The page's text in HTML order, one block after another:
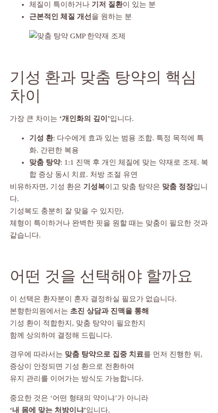
체질이 특이하거나 기저 질환이 있는 분
근본적인 체질 개선 을 원하는 분
기성 환과 맞춤 탕약의 핵심
차이
가장 큰 차이는 ‘개인화의 깊이’입니다.
기성 환: 다수에게 효과 있는 범용 조합. 특정 목적에 특
화. 간편한 복용
맞춤 탕약: 1:1 진맥 후 개인 체질에 맞는 약재로 조제. 복
합 증상 동시 치료. 처방 조절 유연
비유하자면, 기성 환은 기성복이고 맞춤 탕약은 맞춤 정장입니
다.
기성복도 충분히 잘 맞을 수 있지만,
체형이 특이하거나 완벽한 핏을 원할 때는 맞춤이 필요한 것과
같습니다.
어떤 것을 선택해야 할까요
이 선택은 환자분이 혼자 결정하실 필요가 없습니다.
본향한의원에서는 초진 상담과 진맥을 통해
기성 환이 적합한지, 맞춤 탕약이 필요한지
함께 상의하여 결정해 드립니다.
경우에 따라서는 맞춤 탕약으로 집중 치료를 먼저 진행한 뒤,
증상이 안정되면 기성 환으로 전환하여
유지 관리를 이어가는 방식도 가능합니다.
중요한 것은 ‘어떤 형태의 약이냐’가 아니라
‘내 몸에 맞는 처방이냐’입니다.